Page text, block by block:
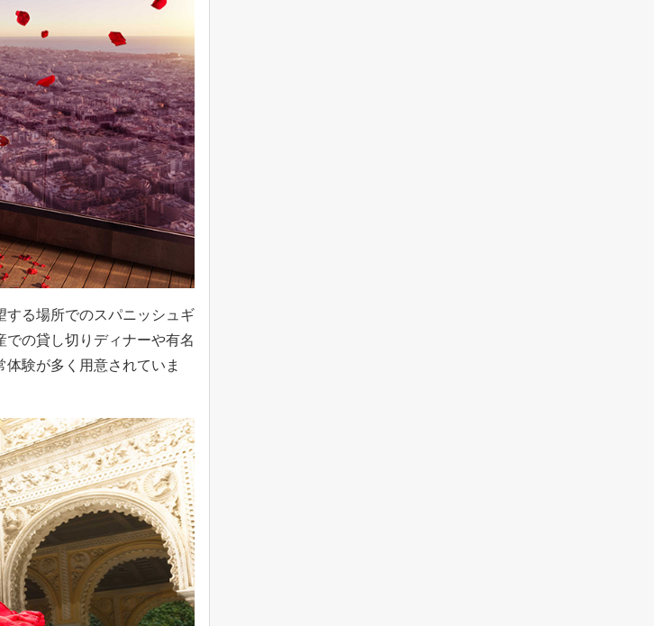
る場所でのスパニッシュギ
の貸し切りディナーや有名
験が多く用意されていま